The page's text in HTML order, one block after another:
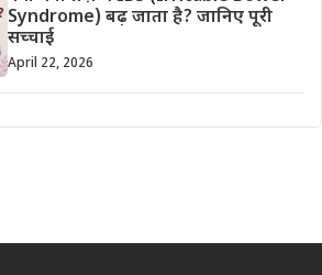
Syndrome) बढ़ जाता है? जानिए पूरी
सच्चाई
April 22, 2026